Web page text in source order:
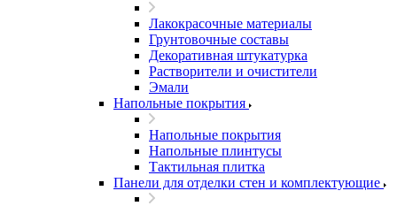
Лакокрасочные материалы
Грунтовочные составы
Декоративная штукатурка
Растворители и очистители
Эмали
Напольные покрытия
Напольные покрытия
Напольные плинтусы
Тактильная плитка
Панели для отделки стен и комплектующие